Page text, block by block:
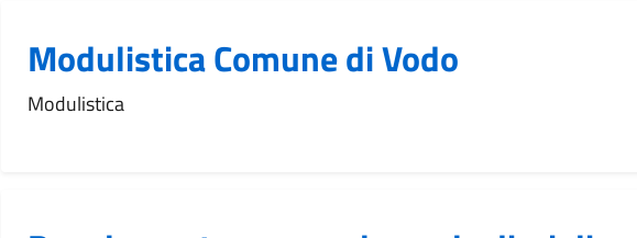
Modulistica Comune di Vodo
Modulistica